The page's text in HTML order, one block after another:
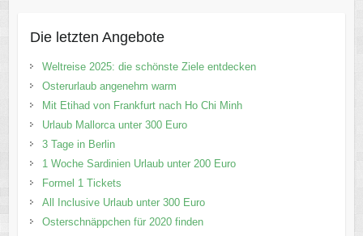
Die letzten Angebote
Weltreise 2025: die schönste Ziele entdecken
Osterurlaub angenehm warm
Mit Etihad von Frankfurt nach Ho Chi Minh
Urlaub Mallorca unter 300 Euro
3 Tage in Berlin
1 Woche Sardinien Urlaub unter 200 Euro
Formel 1 Tickets
All Inclusive Urlaub unter 300 Euro
Osterschnäppchen für 2020 finden